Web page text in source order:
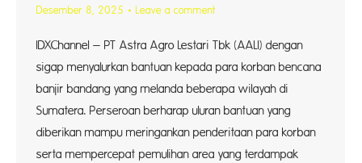
Desember 8, 2025 Leave a comment
IDXChannel – PT Astra Agro Lestari Tbk (AALI) dengan
sigap menyalurkan bantuan kepada para korban bencana
banjir bandang yang melanda beberapa wilayah di
Sumatera. Perseroan berharap uluran bantuan yang
diberikan mampu meringankan penderitaan para korban
serta mempercepat pemulihan area yang terdampak